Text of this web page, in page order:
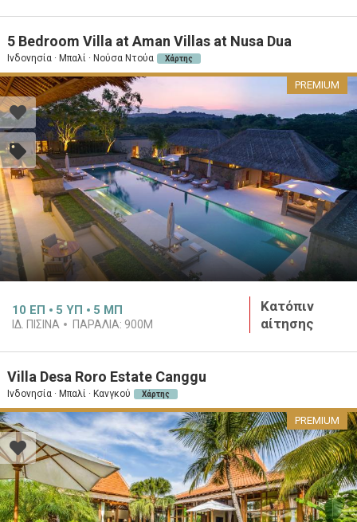
5 Bedroom Villa at Aman Villas at Nusa Dua
Ινδονησία · Μπαλί · Νούσα Ντούα Χάρτης
PREMIUM
10 ΕΠ 5 ΥΠ 5 ΜΠ
ΙΔ. ΠΙΣΊΝΑ ΠΑΡΑΛΊΑ: 900M
Κατόπιν
αίτησης
Villa Desa Roro Estate Canggu
Ινδονησία · Μπαλί · Κανγκού Χάρτης
PREMIUM